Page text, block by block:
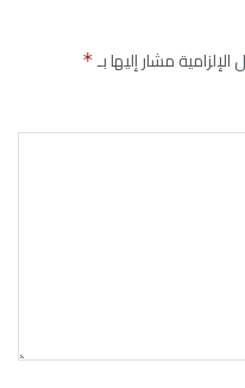
مشار إليها بـ*